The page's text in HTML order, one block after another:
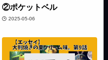
②ポケットベル
2025-05-06